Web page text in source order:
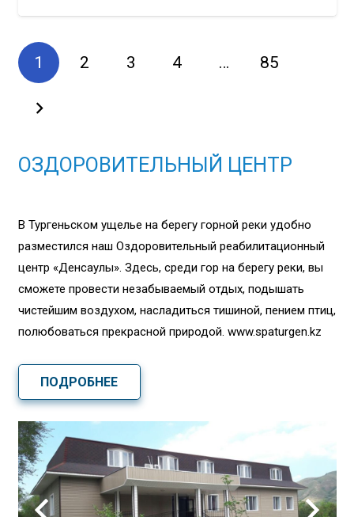
1 2 3 4 … 85
ОЗДОРОВИТЕЛЬНЫЙ ЦЕНТР
В Тургеньском ущелье на берегу горной реки удобно
разместился наш Оздоровительный реабилитационный
центр «Денсаулық». Здесь, среди гор на берегу реки, вы
сможете провести незабываемый отдых, подышать
чистейшим воздухом, насладиться тишиной, пением птиц,
полюбоваться прекрасной природой. www.spaturgen.kz
ПОДРОБНЕЕ